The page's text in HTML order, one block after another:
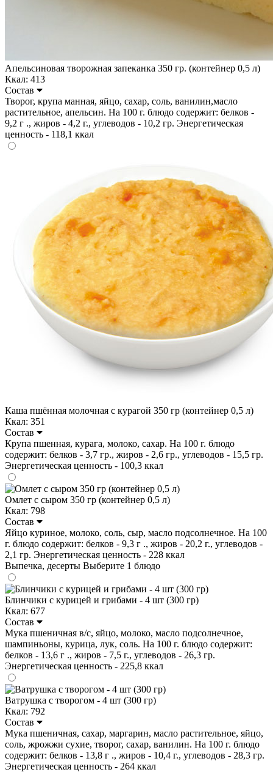
Апельсиновая творожная запеканка 350 гр. (контейнер 0,5 л)
Ккал: 413
Состав
Творог, крупа манная, яйцо, сахар, соль, ванилин,масло
растительное, апельсин. На 100 г. блюдо содержит: белков -
9,2 г ., жиров - 4,2 г., углеводов - 10,2 гр. Энергетическая
ценность - 118,1 ккал
Каша пшённая молочная с курагой 350 гр (контейнер 0,5 л)
Ккал: 351
Состав
Крупа пшенная, курага, молоко, сахар. На 100 г. блюдо
содержит: белков - 3,7 гр., жиров - 2,6 гр., углеводов - 15,5 гр.
Энергетическая ценность - 100,3 ккал
Омлет с сыром 350 гр (контейнер 0,5 л)
Ккал: 798
Состав
Яйцо куриное, молоко, соль, сыр, масло подсолнечное. На 100
г. блюдо содержит: белков - 9,3 г ., жиров - 20,2 г., углеводов -
2,1 гр. Энергетическая ценность - 228 ккал
Выпечка, десерты Выберите 1 блюдо
Блинчики с курицей и грибами - 4 шт (300 гр)
Ккал: 677
Состав
Мука пшеничная в/с, яйцо, молоко, масло подсолнечное,
шампиньоны, курица, лук, соль. На 100 г. блюдо содержит:
белков - 13,6 г ., жиров - 7,5 г., углеводов - 26,3 гр.
Энергетическая ценность - 225,8 ккал
Ватрушка с творогом - 4 шт (300 гр)
Ккал: 792
Состав
Мука пшеничная, сахар, маргарин, масло растительное, яйцо,
соль, жрожжи сухие, творог, сахар, ванилин. На 100 г. блюдо
содержит: белков - 13,8 г ., жиров - 10,4 г., углеводов - 28,3 гр.
Энергетическая ценность - 264 ккал